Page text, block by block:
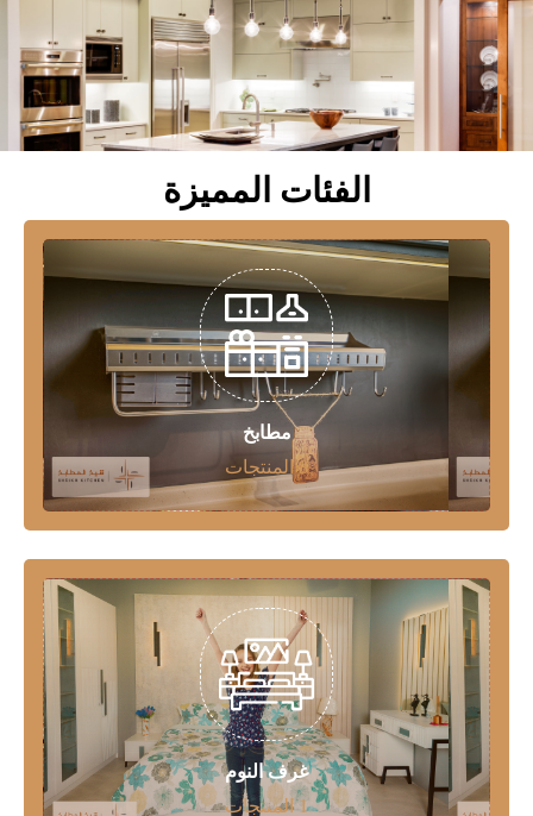
الفئات المميزة
مطابخ
8 المنتجات
غرف النوم
1 المنتجات